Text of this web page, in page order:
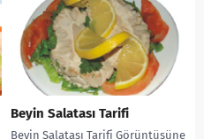
Beyin Salatası Tarifi
Beyin Salatası Tarifi Görüntüsüne